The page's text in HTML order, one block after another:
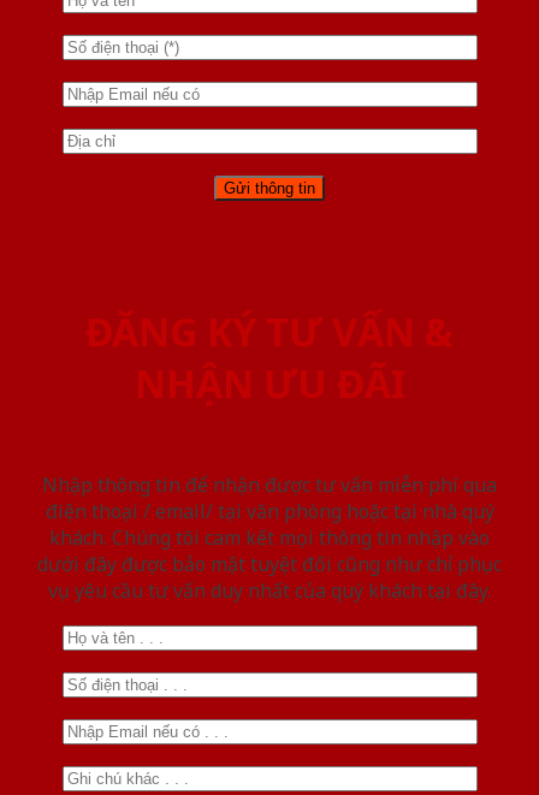
ĐĂNG KÝ TƯ VẤN &
NHẬN ƯU ĐÃI
Nhập thông tin để nhận được tư vấn miễn phí qua
điện thoại / email/ tại văn phòng hoặc tại nhà quý
khách. Chúng tôi cam kết mọi thông tin nhập vào
dưới đây được bảo mật tuyệt đối cũng như chỉ phục
vụ yêu cầu tư vấn duy nhất của quý khách tại đây.